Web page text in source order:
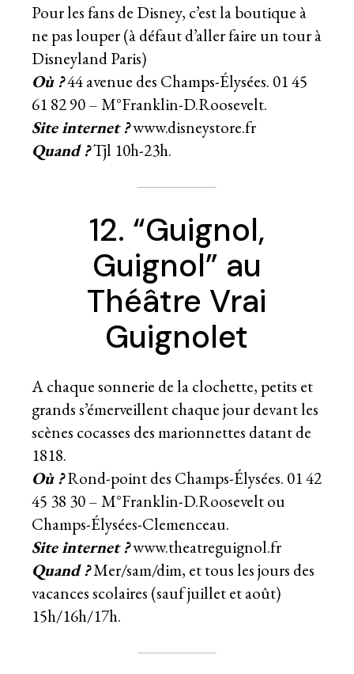
Pour les fans de Disney, c’est la boutique à
ne pas louper (à défaut d’aller faire un tour à
Disneyland Paris)
Où ?44 avenue des Champs-Élysées. 01 45
61 82 90 – M°Franklin-D.Roosevelt.
Site internet ?www.disneystore.fr
Quand ?Tjl 10h-23h.
12. “Guignol,
Guignol” au
Théâtre Vrai
Guignolet
A chaque sonnerie de la clochette, petits et
grands s’émerveillent chaque jour devant les
scènes cocasses des marionnettes datant de
1818.
Où ?Rond-point des Champs-Élysées. 01 42
45 38 30 – M°Franklin-D.Roosevelt ou
Champs-Élysées-Clemenceau.
Site internet ?www.theatreguignol.fr
Quand ?Mer/sam/dim, et tous les jours des
vacances scolaires (sauf juillet et août)
15h/16h/17h.